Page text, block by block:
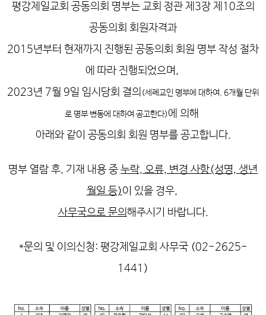
평강제일교회 공동의회 명부는 교회 정관 제3장 제10조의
공동의회 회원자격과
2015년부터 현재까지 진행된 공동의회 회원 명부 작성 절차
에 따라 진행되었으며,
2023년 7월 9일 임시당회 결의 (세례교인 명부에 대하여, 6개월 단위
로 명부 변동에 대하여 공고한다)에 의해
아래와 같이 공동의회 회원 명부를 공고합니다.
명부 열람 후, 기재 내용 중 누락, 오류, 변경 사항(성명, 생년
월일 등)이 있을 경우,
사무국으로 문의해주시기 바랍니다.
*문의 및 이의신청: 평강제일교회 사무국 (02-2625-
1441)